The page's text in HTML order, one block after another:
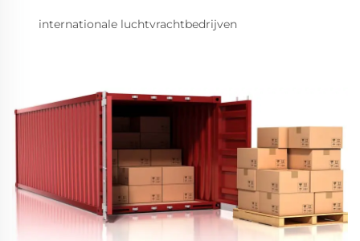
internationale luchtvrachtbedrijven